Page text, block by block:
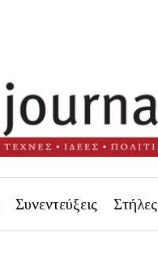
Συνεντεύξεις Στήλες